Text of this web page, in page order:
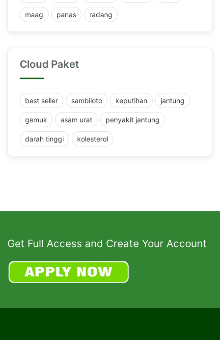
maag panas radang
Cloud Paket
best seller sambiloto keputihan jantung
gemuk asam urat penyakit jantung
darah tinggi kolesterol
Get Full Access and Create Your Account